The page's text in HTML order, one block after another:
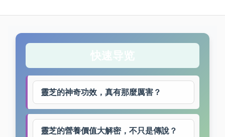
靈芝的神奇功效，真有那麼厲害？
靈芝的營養價值大解密，不只是傳說？